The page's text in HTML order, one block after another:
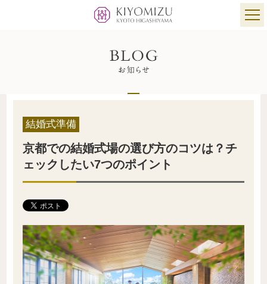
結婚式準備
京都での結婚式場の選び方のコツは？チ
ェックしたい7つのポイント